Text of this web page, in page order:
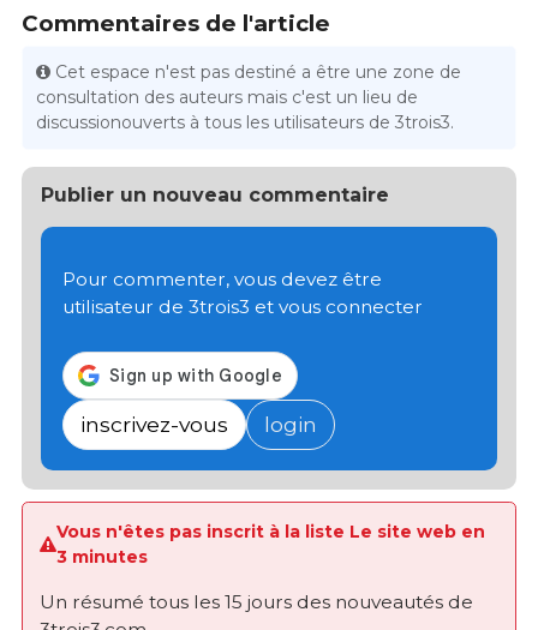
Commentaires de l'article
Cet espace n'est pas destiné a être une zone de
consultation des auteurs mais c'est un lieu de
discussionouverts à tous les utilisateurs de 3trois3.
Publier un nouveau commentaire
Pour commenter, vous devez être
utilisateur de 3trois3 et vous connecter
inscrivez-vous login
Vous n'êtes pas inscrit à la liste Le site web en
3 minutes
Un résumé tous les 15 jours des nouveautés de